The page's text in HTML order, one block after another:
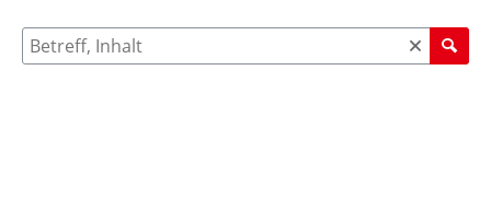
Suche nach Meldungen und Kommentaren